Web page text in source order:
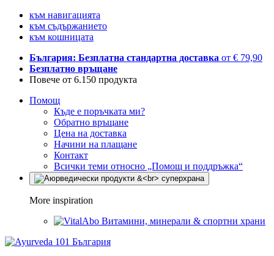
към навигацията
към съдържанието
към кошницата
България: Безплатна стандартна доставка от € 79,90
Безплатно връщане
Повече от 6.150 продукта
Помощ
Къде е поръчката ми?
Обратно връщане
Цена на доставка
Начини на плащане
Контакт
Всички теми относно „Помощ и поддръжка“
More inspiration
Витамини, минерали & спортни храни